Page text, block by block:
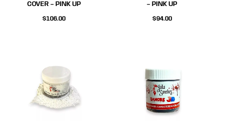
la
página
COVER – PINK UP
$106.00
la
página
– PINK UP
$94.00